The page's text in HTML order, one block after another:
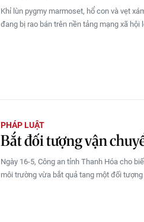
Khỉ lùn pygmy marmoset, hổ con và vẹt
đang bị rao bán trên nền tảng mạng xã hội
PHÁP LUẬT
Bắt đối tượng vận
Ngày 16-5, Công an tỉnh Thanh Hóa cho
môi trường vừa bắt quả tang một đối